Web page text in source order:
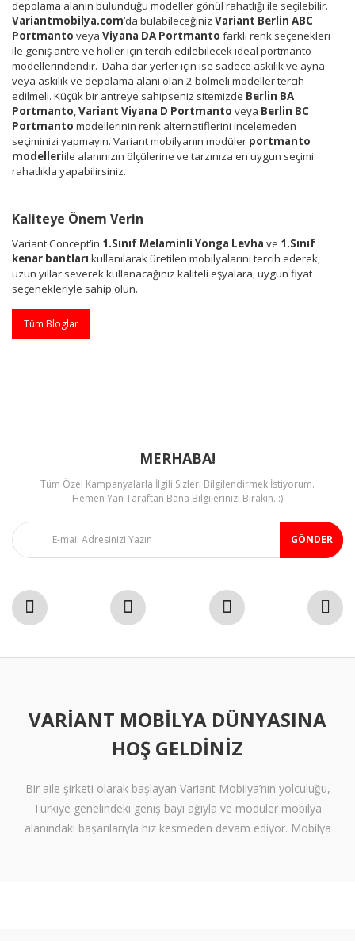
depolama alanın bulunduğu modeller gönül rahatlığı ile seçilebilir.
Variantmobilya.com’da bulabileceğiniz Variant Berlin ABC
Portmanto veya Viyana DA Portmanto farklı renk seçenekleri
ile geniş antre ve holler için tercih edilebilecek ideal portmanto
modellerindendir. Daha dar yerler için ise sadece askılık ve ayna
veya askılık ve depolama alanı olan 2 bölmeli modeller tercih
edilmeli. Küçük bir antreye sahipseniz sitemizde Berlin BA
Portmanto,Variant Viyana D Portmanto veya Berlin BC
Portmanto modellerinin renk alternatiflerini incelemeden
seçiminizi yapmayın. Variant mobilyanın modüler portmanto
modelleriile alanınızın ölçülerine ve tarzınıza en uygun seçimi
rahatlıkla yapabilirsiniz.
Kaliteye Önem Verin
Variant Concept’in 1.Sınıf Melaminli Yonga Levha ve 1.Sınıf
kenar bantları kullanılarak üretilen mobilyalarını tercih ederek,
uzun yıllar severek kullanacağınız kaliteli eşyalara, uygun fiyat
seçenekleriyle sahip olun.
Tüm Bloglar
MERHABA!
Tüm Özel Kampanyalarla İlgili Sizleri Bilgilendirmek İstiyorum.
Hemen Yan Taraftan Bana Bilgilerinizi Bırakın. :)
GÖNDER
VARIANT MOBILYA DÜNYASINA
HOŞ GELDINIZ
Bir aile şirketi olarak başlayan Variant Mobilya’nın yolculuğu,
Türkiye genelindeki geniş bayi ağıyla ve modüler mobilya
alanındaki başarılarıyla hız kesmeden devam ediyor. Mobilya